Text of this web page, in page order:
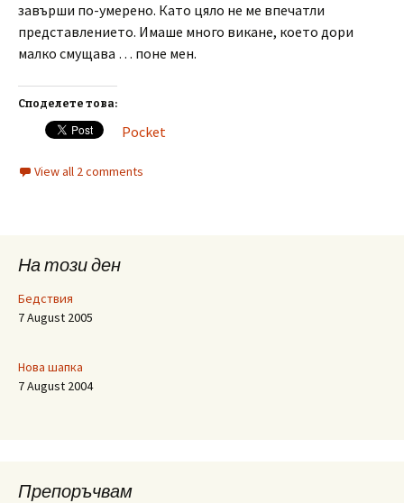
завърши по-умерено. Като цяло не ме впечатли
представлението. Имаше много викане, което дори
малко смущава … поне мен.
Споделете това:
Pocket
View all 2 comments
На този ден
Бедствия
7 August 2005
Нова шапка
7 August 2004
Препоръчвам